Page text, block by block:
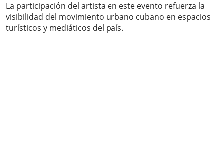
La participación del artista en este evento refuerza la
visibilidad del movimiento urbano cubano en espacios
turísticos y mediáticos del país.